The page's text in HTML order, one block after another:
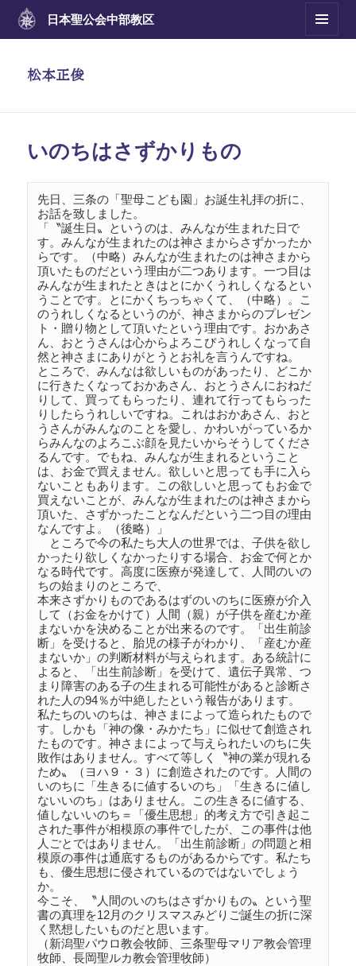
日本聖公会中部教区
メニュ
松本正俊
いのちはさずかりもの
先日、三条の「聖母こども園」お誕生礼拝の折に、
お話を致しました。
「〝誕生日〟というのは、みんなが生まれた日で
す。みんなが生まれたのは神さまからさずかったか
らです。（中略）みんなが生まれたのは神さまから
頂いたものだという理由が二つあります。一つ目は
みんなが生まれたときはとにかくうれしくなるとい
うことです。とにかくちっちゃくて、（中略）。こ
のうれしくなるというのが、神さまからのプレゼン
ト・贈り物として頂いたという理由です。おかあさ
ん、おとうさんは心からよろこびうれしくなって自
然と神さまにありがとうとお礼を言うんですね。
ところで、みんなは欲しいものがあったり、どこか
に行きたくなっておかあさん、おとうさんにおねだ
りして、買ってもらったり、連れて行ってもらった
りしたらうれしいですね。これはおかあさん、おと
うさんがみんなのことを愛し、かわいがっているか
らみんなのよろこぶ顔を見たいからそうしてくださ
るんです。でもね、みんなが生まれるということ
は、お金で買えません。欲しいと思っても手に入ら
ないこともあります。この欲しいと思ってもお金で
買えないことが、みんなが生まれたのは神さまから
頂いた、さずかったことなんだという二つ目の理由
なんですよ。（後略）」
ところで今の私たち大人の世界では、子供を欲し
かったり欲しくなかったりする場合、お金で何とか
なる時代です。高度に医療が発達して、人間のいの
ちの始まりのところで、
本来さずかりものであるはずのいのちに医療が介入
して（お金をかけて）人間（親）が子供を産むか産
まないかを決めることが出来るのです。「出生前診
断」を受けると、胎児の様子がわかり、「産むか産
まないか」の判断材料が与えられます。ある統計に
よると、「出生前診断」を受けて、遺伝子異常、つ
まり障害のある子の生まれる可能性があると診断さ
れた人の94％が中絶したという報告があります。
私たちのいのちは、神さまによって造られたもので
す。しかも「神の像・みかたち」に似せて創造され
たものです。神さまによって与えられたいのちに失
敗作はありません。すべて等しく〝神の業が現れる
ため〟（ヨハ９・３）に創造されたのです。人間の
いのちに「生きるに値するいのち」「生きるに値し
ないいのち」はありません。この生きるに値する、
値しないいのち＝「優生思想」的考え方で引き起こ
された事件が相模原の事件でしたが、この事件は他
人ごとではありません。「出生前診断」の問題と相
模原の事件は通底するものがあるからです。私たち
も、優生思想に侵されているのではないでしょう
か。
今こそ、〝人間のいのちはさずかりもの〟という聖
書の真理を12月のクリスマスみどりご誕生の折に深
く黙想したいものだと思います。
（新潟聖パウロ教会牧師、三条聖母マリア教会管理
牧師、長岡聖ルカ教会管理牧師）